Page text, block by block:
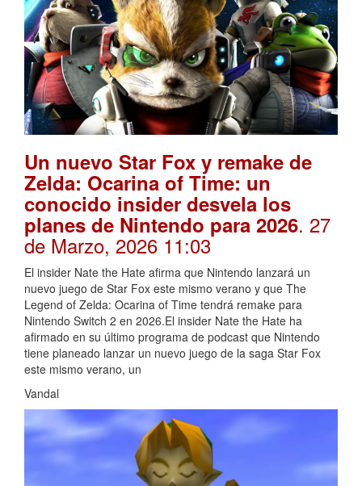
Un nuevo Star Fox y remake de
Zelda: Ocarina of Time: un
conocido insider desvela los
planes de Nintendo para 2026. 27
de Marzo, 2026 11:03
El insider Nate the Hate afirma que Nintendo lanzará un
nuevo juego de Star Fox este mismo verano y que The
Legend of Zelda: Ocarina of Time tendrá remake para
Nintendo Switch 2 en 2026.El insider Nate the Hate ha
afirmado en su último programa de podcast que Nintendo
tiene planeado lanzar un nuevo juego de la saga Star Fox
este mismo verano, un
Vandal